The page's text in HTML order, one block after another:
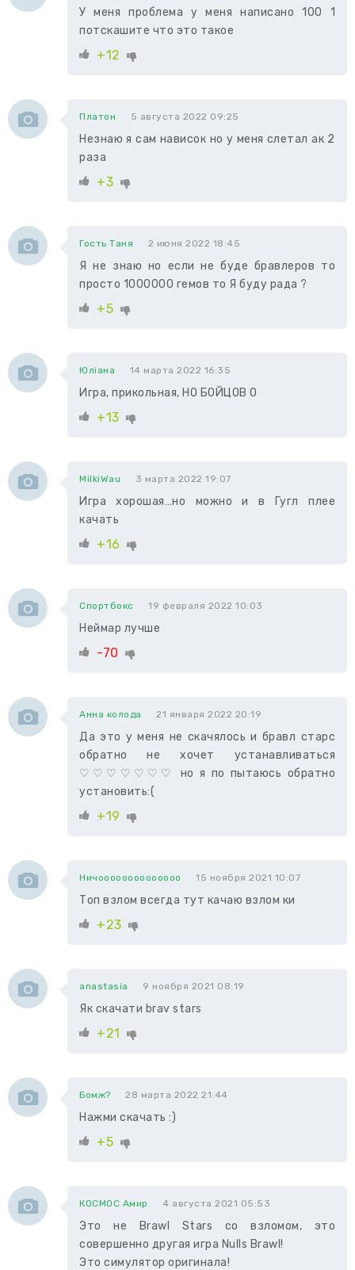
У меня проблема у меня написано 100 1
потскашите что это такое
+12
Платон 5 августа 2022 09:25
Незнаю я сам нависок но у меня слетал ак 2
раза
+3
Гость Таня 2 июня 2022 18:45
Я не знаю но если не буде бравлеров то
просто 1000000 гемов то Я буду рада ?
+5
Юліана 14 марта 2022 16:35
Игра, прикольная, НО БОЙЦОВ 0
+13
MilkiWau 3 марта 2022 19:07
Игра хорошая…но можно и в Гугл плее
качать
+16
Спортбокс 19 февраля 2022 10:03
Неймар лучше
-70
Анна колода 21 января 2022 20:19
Да это у меня не скачялось и бравл старс
обратно не хочет устанавливаться
♡♡♡♡♡♡♡ но я по пытаюсь обратно
установить:(
+19
Ничоооооооооооооо 15 ноября 2021 10:07
Топ взлом всегда тут качаю взлом ки
+23
anastasia 9 ноября 2021 08:19
Як скачати brav stars
+21
Бомж? 28 марта 2022 21:44
Нажми скачать :)
+5
КОСМОС Амир 4 августа 2021 05:53
Это не Brawl Stars со взломом, это
совершенно другая игра Nulls Brawl!
Это симулятор оригинала!